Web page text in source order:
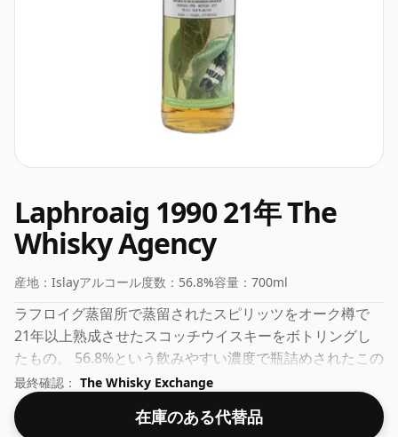
Laphroaig 1990 21年 The
Whisky Agency
産地： Islayアルコール度数： 56.8%容量： 700ml
ラフロイグ蒸留所で蒸留されたスピリッツをオーク樽で
21年以上熟成させたスコッチウイスキーをボトリングし
たもの。 56.8%という飲みやすい濃度で瓶詰めされたこの
ウイスキーは、70clのボトルに入っています。
最終確認： The Whisky Exchange
在庫のある代替品